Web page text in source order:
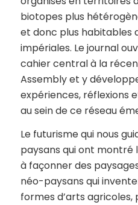
biotopes plus
et donc plus habitables
impériales. Le journal
cahier central à la
Assembly et y
expériences, réflexions
au sein de ce réseau
Le futurisme qui nous
paysans qui ont
à façonner des
néo-paysans qui
formes d’arts agricoles,